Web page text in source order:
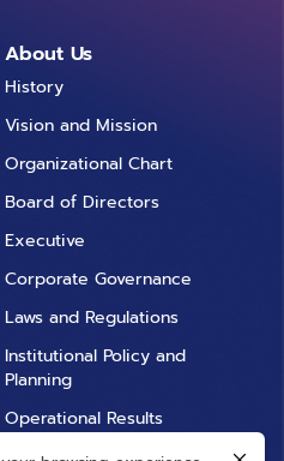
าประดิษฐ์ (Artificial
ถทำความ “เข้าใจ” ข้อมูลที่
ดเฉกเช่นเดียวกับที่มนุษย์ที่
วามหมายโดยตรงของ
รรับรู้ถึงความหมายโดยนัย
กต่างทางบริบทของภาษา
ห์ในรูปแบบต่าง ๆ ได้อีกด้วย
ช่วงกลางศตวรรษที่ 19 และ
ๆ จนถึงปัจจุบัน โดยในที่นี้
ง NLP ออกเป็น 3 ยุค ดังต่อ
ด้วยวิธีการตามกฎ (Rule-
าศาสตร์ผู้มีความเชี่ยวชาญ
เป็นผู้เขียนกฎต่าง ๆ ขึ้นมา
About Us
History
Vision and Mission
Organizational Chart
Board of Directors
Executive
Corporate Governance
Laws and Regulations
Institutional Policy and
Planning
Operational Results